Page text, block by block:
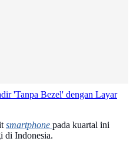
'Tanpa Bezel' dengan Layar
smartphone pada kuartal ini
di Indonesia.